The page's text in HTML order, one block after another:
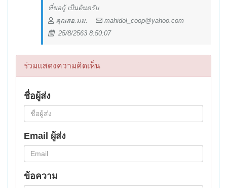
ที่ขอกู้ เป็นต้นครับ
คุณสอ.มม.
mahidol_coop@yahoo.com
25/8/2563 8:50:07
ร่วมแสดงความคิดเห็น
ชื่อผู้ส่ง
Email ผู้ส่ง
ข้อความ